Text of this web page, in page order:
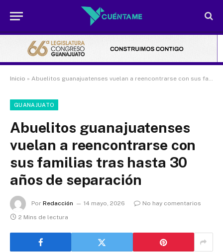
Inicio » Abuelitos guanajuatenses vuelan a reencontrarse con sus familias tras hasta 30 años de separación
GUANAJUATO
Abuelitos guanajuatenses
vuelan a reencontrarse con
sus familias tras hasta 30
años de separación
Por Redacción 14 mayo, 2026
No hay comentarios
2 Mins de lectura